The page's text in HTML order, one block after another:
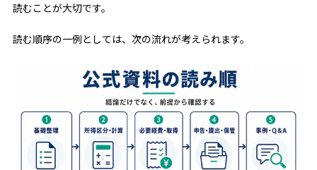
読むことが大切です。
読む順序の一例としては、次の流れが考えられます。